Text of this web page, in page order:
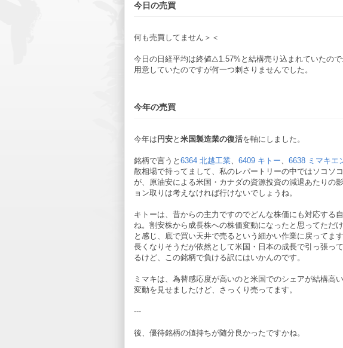
今日の売買
何も売買してません＞＜
今日の日経平均は終値△1.57%と結構売り込まれていたの
用意していたのですが何一つ刺さりませんでした。
今年の売買
今年は 円安と 米国製造業の復活を軸にしました。
銘柄で言うと 6364 北越工業 6409 キトー 6638 ミマキエ
散相場で持ってまして、私のレパートリーの中ではソコソ
が、原油安による米国・カナダの資源投資の減退あたりの
ョン取りは考えなければ行けないでしょうね。
キトーは、昔からの主力ですのでどんな株価にも対応する
ね。割安株から成長株への株価変動になったと思ってただ
と感じ、底で買い天井で売るという細かい作業に戻ってま
長くなりそうだが依然として米国・日本の成長で引っ張っ
るけど、この銘柄で負ける訳にはいかんのです。
ミマキは、為替感応度が高いのと米国でのシェアが結構高
変動を見せましたけど、さっくり売ってます。
---
後、優待銘柄の値持ちが随分良かったですかね。